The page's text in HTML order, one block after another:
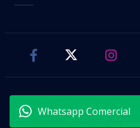
Whatsapp Comercial